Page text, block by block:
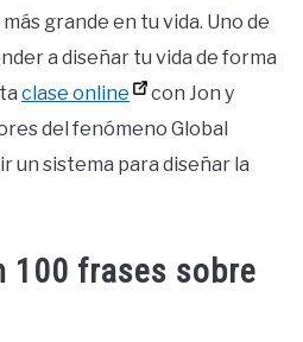
grande en tu vida. Uno de
a diseñar tu vida de forma
clase online
con Jon y
del fenómeno Global
un sistema para diseñar la
100 frases sobre